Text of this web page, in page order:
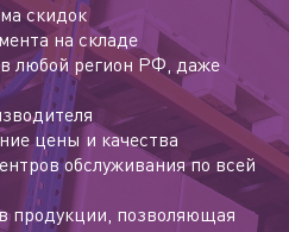
скидок
на складе
любой регион РФ, даже
цены и качества
обслуживания по всей
продукции, позволяющая